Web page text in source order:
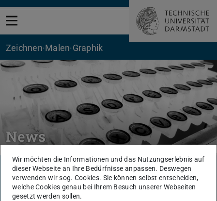
Menü öffnen
Zeichnen·Malen·Graphik
News
Bilder vom Offenen Zeichenworkshop
in der Kuhle
Mehr erfahren
Wir möchten die Informationen und das Nutzungserlebnis auf
dieser Webseite an Ihre Bedürfnisse anpassen. Deswegen
verwenden wir sog. Cookies. Sie können selbst entscheiden,
welche Cookies genau bei Ihrem Besuch unserer Webseiten
gesetzt werden sollen.